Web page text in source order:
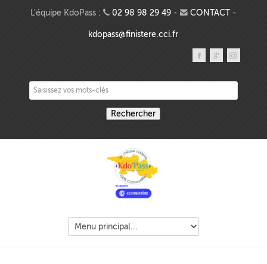
Aller au contenu principal
L'équipe KdoPass : 02 98 98 29 49- CONTACT-
kdopass@finistere.cci.fr
Saisissez vos mots-clés